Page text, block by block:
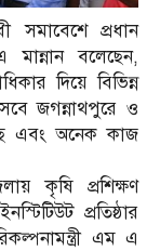
সমাবেশে প্রধান
মান্নান বলেছেন,
দিয়ে বিভিন্ন
জগন্নাথপুরে ও
এবং অনেক কাজ
কৃষি প্রশিক্ষণ
প্রতিষ্ঠার
এম এ